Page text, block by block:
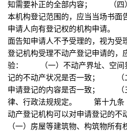
知需要补正的全部内容； （四
本机构登记范围的，应当当场书面
申请人向有登记权的机构申请
面告知申请人不予受理的，视
登记机构受理不动产登记申请的，
验： （一）不动产界址、空间
记的不动产状况是否一致； （
申请登记的内容是否一致； （
律、行政法规规定。 第十九条
动产登记机构可以对申请登记的
（一）房屋等建筑物、构筑物